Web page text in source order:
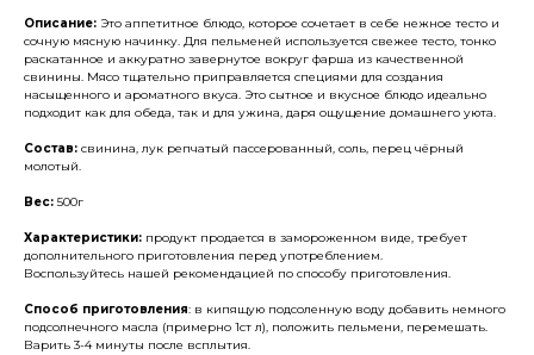
Описание: Это аппетитное блюдо, которое сочетает в себе нежное тесто и
сочную мясную начинку. Для пельменей используется свежее тесто, тонко
раскатанное и аккуратно завернутое вокруг фарша из качественной
свинины. Мясо тщательно приправляется специями для создания
насыщенного и ароматного вкуса. Это сытное и вкусное блюдо идеально
подходит как для обеда, так и для ужина, даря ощущение домашнего уюта.
Состав: cвинина, лук репчатый пассерованный, соль, перец чёрный
молотый.
Вес: 500г
Характеристики: продукт продается в замороженном виде, требует
дополнительного приготовления перед употреблением.
Воспользуйтесь нашей рекомендацией по способу приготовления.
Способ приготовления: в кипящую подсоленную воду добавить немного
подсолнечного масла (примерно 1ст л), положить пельмени, перемешать.
Варить 3-4 минуты после всплытия.